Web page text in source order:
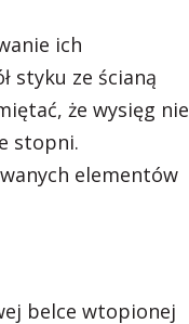
ich
styku ze ścianą
że wysięg nie
stopni.
elementów
belce wtopionej